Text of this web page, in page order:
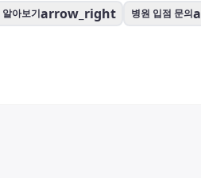
아보기arrow_right 병원 입점 문의